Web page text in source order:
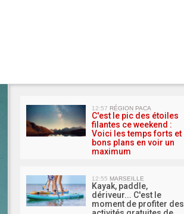
12:57 RÉGION PACA
C'est le pic des étoiles
filantes ce weekend :
Voici les temps forts et
bons plans en voir un
maximum
12:55 MARSEILLE
Kayak, paddle,
dériveur... C'est le
moment de profiter des